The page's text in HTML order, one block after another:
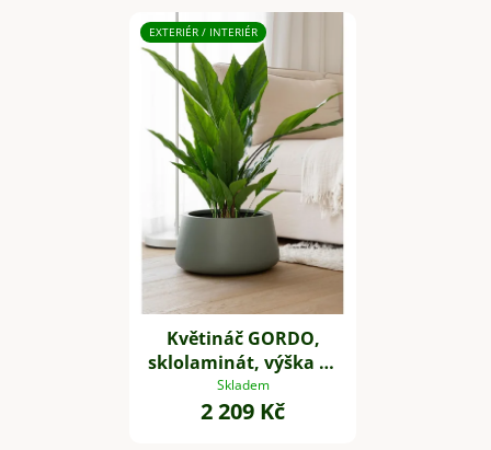
EXTERIÉR / INTERIÉR
Květináč GORDO,
sklolaminát, výška 21
cm, šedý
Skladem
2 209 Kč